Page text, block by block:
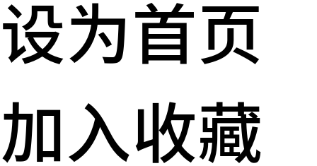
设为首页
加入收藏